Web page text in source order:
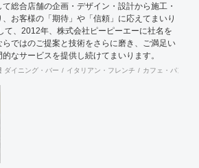
総合店舗の企画・デザイン・設計から施工・
お客様の「期待」や「信頼」に応えてまいり
て、2012年、株式会社ピーピーエーに社名を
らではのご提案と技術をさらに磨き、ご満足い
なサービスを提供し続けてまいります。
ダイニング・バー イタリアン・フレンチ カフェ・パン・ケ